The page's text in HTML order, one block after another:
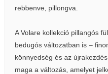
rebbenve, pillongva.
A Volare kollekció pillangós
bedugós változatban is –
könnyedség és az
maga a változás, amelyet